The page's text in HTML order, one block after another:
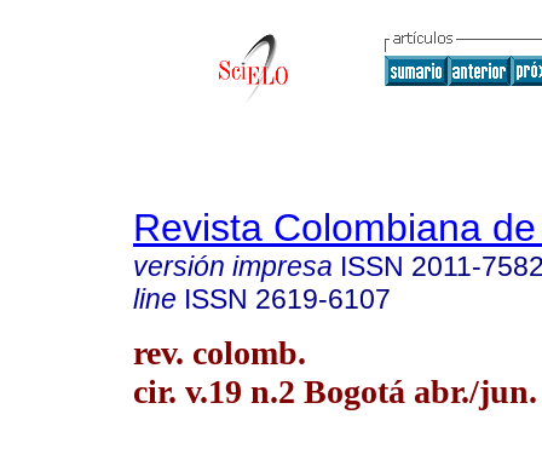
Revista Colombiana
versión impresa ISSN 2011-
line ISSN 2619-6107
rev. colomb.
cir. v.19 n.2 Bogotá abr./jun.